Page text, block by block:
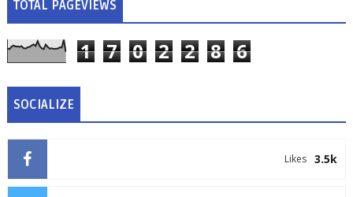
TOTAL PAGEVIEWS
1 7 0 2 2 8 6
SOCIALIZE
3.5k
Likes